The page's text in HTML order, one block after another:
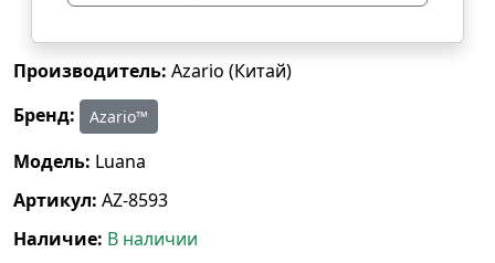
Производитель: Azario (Китай)
Бренд:
Azario™
Модель: Luana
Артикул: AZ-8593
Наличие: В наличии